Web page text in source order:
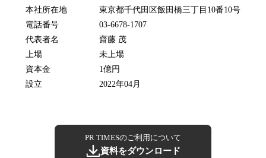
本社所在地
東京都千代田区飯田橋三丁目10番10号
電話番号
03-6678-1707
代表者名
齋藤 茂
上場
未上場
資本金
1億円
設立
2022年04月
PR TIMESのご利用について
資料をダウンロード